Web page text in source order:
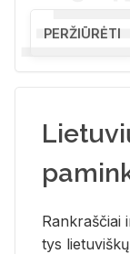
PERŽIŪRĖTI
Rank­raš­čiai
tys